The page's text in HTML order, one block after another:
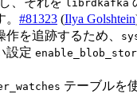
librdkafka
#81323 (Ilya Golshtein
を追跡するため、
設定
テーブルを